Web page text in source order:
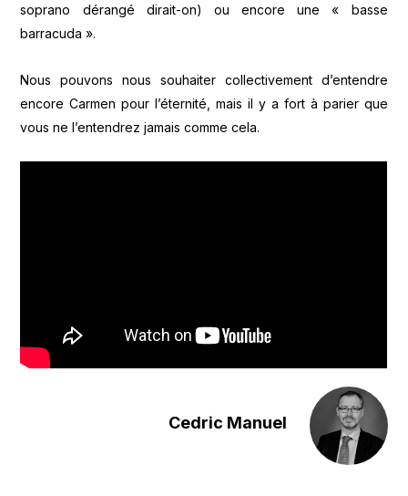
soprano dérangé dirait-on) ou encore une « basse
barracuda ».
Nous pouvons nous souhaiter collectivement d’entendre
encore Carmen pour l’éternité, mais il y a fort à parier que
vous ne l’entendrez jamais comme cela.
Cedric Manuel